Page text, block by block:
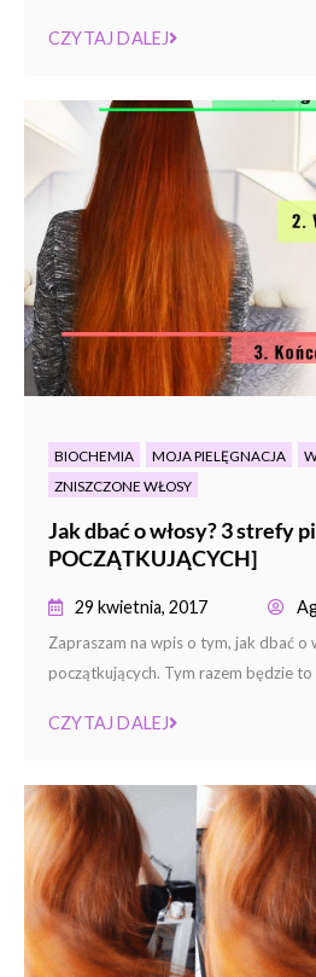
CZYTAJ DALEJ
BIOCHEMIA MOJA PIELĘGNACJA
ZNISZCZONE WŁOSY
Jak dbać o włosy? 3 strefy
POCZĄTKUJĄCYCH]
29 kwietnia, 2017
Zapraszam na wpis o tym, jak dbać o
początkujących. Tym razem będzie
CZYTAJ DALEJ